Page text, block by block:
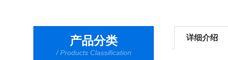
产品分类
/ Products Classification
详细介绍